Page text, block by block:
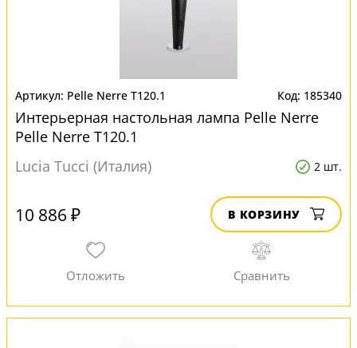
Pelle Nerre T120.1 185340
Интерьерная настольная лампа Pelle Nerre
Pelle Nerre T120.1
Lucia Tucci (Италия)
2 шт.
10 886 ₽ В КОРЗИНУ